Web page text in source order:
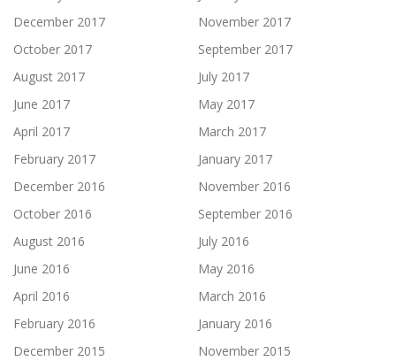
December 2017
November 2017
October 2017
September 2017
August 2017
July 2017
June 2017
May 2017
April 2017
March 2017
February 2017
January 2017
December 2016
November 2016
October 2016
September 2016
August 2016
July 2016
June 2016
May 2016
April 2016
March 2016
February 2016
January 2016
December 2015
November 2015